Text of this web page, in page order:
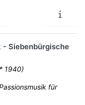
- Siebenbürgische
1940)
für